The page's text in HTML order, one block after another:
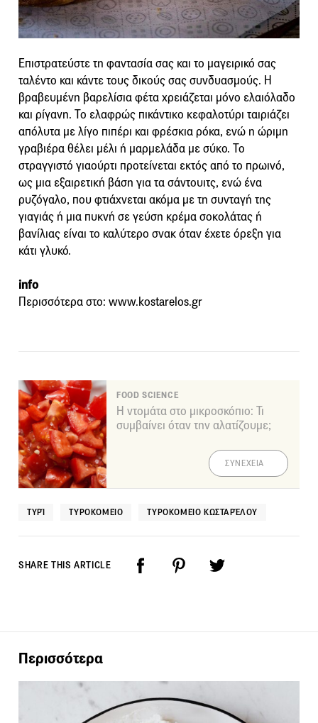
Επιστρατεύστε τη φαντασία σας και το μαγειρικό σας
ταλέντο και κάντε τους δικούς σας συνδυασμούς. Η
βραβευμένη βαρελίσια φέτα χρειάζεται μόνο ελαιόλαδο
και ρίγανη. Το ελαφρώς πικάντικο κεφαλοτύρι ταιριάζει
απόλυτα με λίγο πιπέρι και φρέσκια ρόκα, ενώ η ώριμη
γραβιέρα θέλει μέλι ή μαρμελάδα με σύκο. Το
στραγγιστό γιαούρτι προτείνεται εκτός από το πρωινό,
ως μια εξαιρετική βάση για τα σάντουιτς, ενώ ένα
ρυζόγαλο, που φτιάχνεται ακόμα με τη συνταγή της
γιαγιάς ή μια πυκνή σε γεύση κρέμα σοκολάτας ή
βανίλιας είναι το καλύτερο σνακ όταν έχετε όρεξη για
κάτι γλυκό.
info
Περισσότερα στο: www.kostarelos.gr
FOOD SCIENCE
Η ντομάτα στο μικροσκόπιο: Τι
συμβαίνει όταν την αλατίζουμε;
ΣΥΝΕΧΕΙΑ
ΤΥΡΊ ΤΥΡΟΚΟΜΕΊΟ ΤΥΡΟΚΟΜΕΊΟ ΚΩΣΤΑΡΈΛΟΥ
SHARE THIS ARTICLE
Περισσότερα